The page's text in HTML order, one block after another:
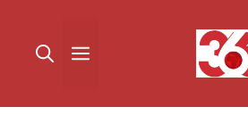
القائمة